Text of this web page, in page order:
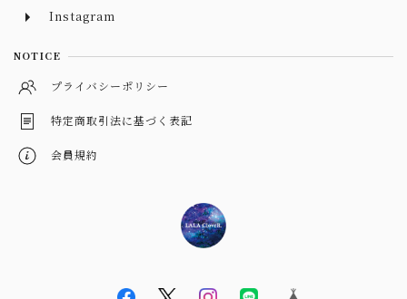
Instagram
NOTICE
プライバシーポリシー
特定商取引法に基づく表記
会員規約